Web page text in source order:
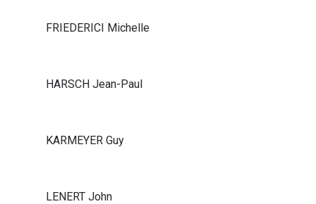
FRIEDERICI Michelle
HARSCH Jean-Paul
KARMEYER Guy
LENERT John